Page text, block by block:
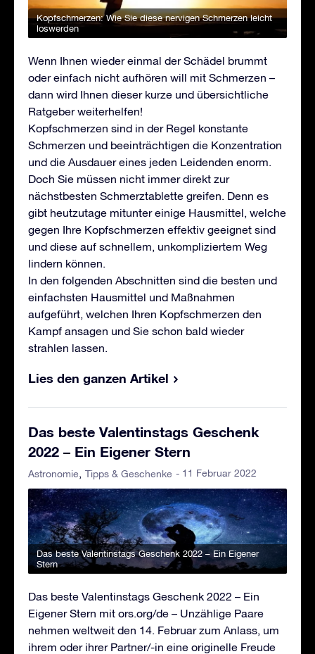
Kopfschmerzen: Wie Sie diese nervigen Schmerzen leicht
loswerden
Wenn Ihnen wieder einmal der Schädel brummt
oder einfach nicht aufhören will mit Schmerzen –
dann wird Ihnen dieser kurze und übersichtliche
Ratgeber weiterhelfen!
Kopfschmerzen sind in der Regel konstante
Schmerzen und beeinträchtigen die Konzentration
und die Ausdauer eines jeden Leidenden enorm.
Doch Sie müssen nicht immer direkt zur
nächstbesten Schmerztablette greifen. Denn es
gibt heutzutage mitunter einige Hausmittel, welche
gegen Ihre Kopfschmerzen effektiv geeignet sind
und diese auf schnellem, unkompliziertem Weg
lindern können.
In den folgenden Abschnitten sind die besten und
einfachsten Hausmittel und Maßnahmen
aufgeführt, welchen Ihren Kopfschmerzen den
Kampf ansagen und Sie schon bald wieder
strahlen lassen.
Lies den ganzen Artikel
Das beste Valentinstags Geschenk
2022 – Ein Eigener Stern
Astronomie Tipps & Geschenke - 11 Februar 2022
Das beste Valentinstags Geschenk 2022 – Ein Eigener
Stern
Das beste Valentinstags Geschenk 2022 – Ein
Eigener Stern mit ors.org/de – Unzählige Paare
nehmen weltweit den 14. Februar zum Anlass, um
ihrem oder ihrer Partner/-in eine originelle Freude